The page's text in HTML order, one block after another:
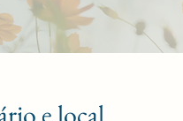
e local